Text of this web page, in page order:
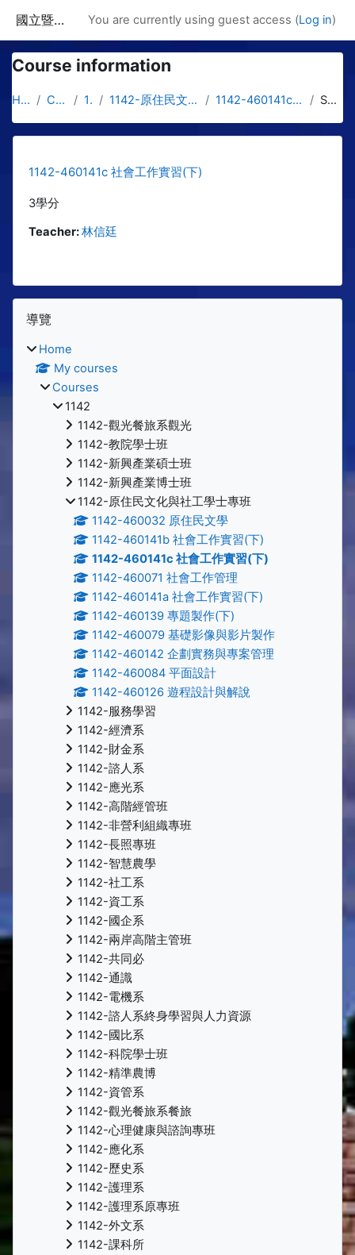
國立暨南國際大學課程資訊網 You are currently using guest access (Log in)
Course information
Home Courses 1142 1142-原住民文化與社工學士專班 1142-460141c 社會工作實習(下) Summary
1142-460141c 社會工作實習(下)
3學分
Teacher:林信廷
Blocks
Skip 導覽
導覽
Home
My courses
Courses
1142
1142-觀光餐旅系觀光
1142-教院學士班
1142-新興產業碩士班
1142-新興產業博士班
1142-原住民文化與社工學士專班
1142-460032 原住民文學
1142-460141b 社會工作實習(下)
1142-460141c 社會工作實習(下)
1142-460071 社會工作管理
1142-460141a 社會工作實習(下)
1142-460139 專題製作(下)
1142-460079 基礎影像與影片製作
1142-460142 企劃實務與專案管理
1142-460084 平面設計
1142-460126 遊程設計與解說
1142-服務學習
1142-經濟系
1142-財金系
1142-諮人系
1142-應光系
1142-高階經管班
1142-非營利組織專班
1142-長照專班
1142-智慧農學
1142-社工系
1142-資工系
1142-國企系
1142-兩岸高階主管班
1142-共同必
1142-通識
1142-電機系
1142-諮人系終身學習與人力資源
1142-國比系
1142-科院學士班
1142-精準農博
1142-資管系
1142-觀光餐旅系餐旅
1142-心理健康與諮詢專班
1142-應化系
1142-歷史系
1142-護理系
1142-護理系原專班
1142-外文系
1142-課科所